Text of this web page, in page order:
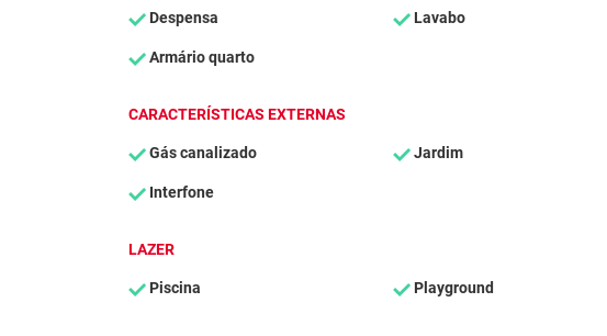
Despensa Lavabo
Armário quarto
CARACTERÍSTICAS EXTERNAS
Gás canalizado Jardim
Interfone
LAZER
Piscina Playground